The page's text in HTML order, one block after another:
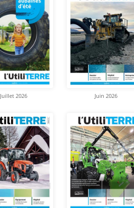
Juillet 2026 Juin 2026